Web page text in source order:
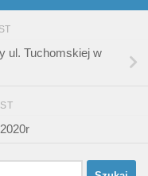
ul. Tuchomskiej w